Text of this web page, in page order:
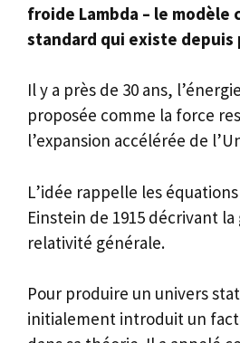
froide Lambda – le modèle
standard qui existe depuis
Il y a près de 30 ans,
proposée comme la force
l’expansion accélérée de
L’idée rappelle les
Einstein de 1915 décrivant
relativité générale.
Pour produire un univers
initialement introduit un